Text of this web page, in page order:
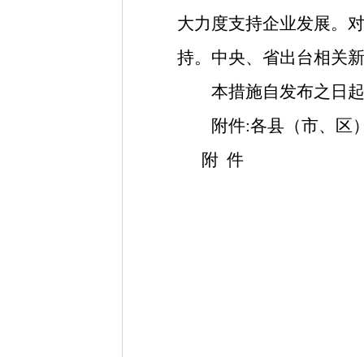
大力度支持企业发展。
持。中央、省出台相关
本措施自发布之日起
附件:各县（市、区
附 件